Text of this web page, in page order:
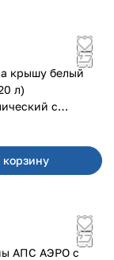
крышу белый
л)
с
открыванием
корзину
АПС АЭРО с